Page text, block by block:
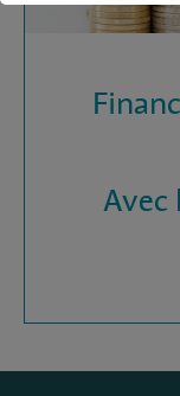
Avec